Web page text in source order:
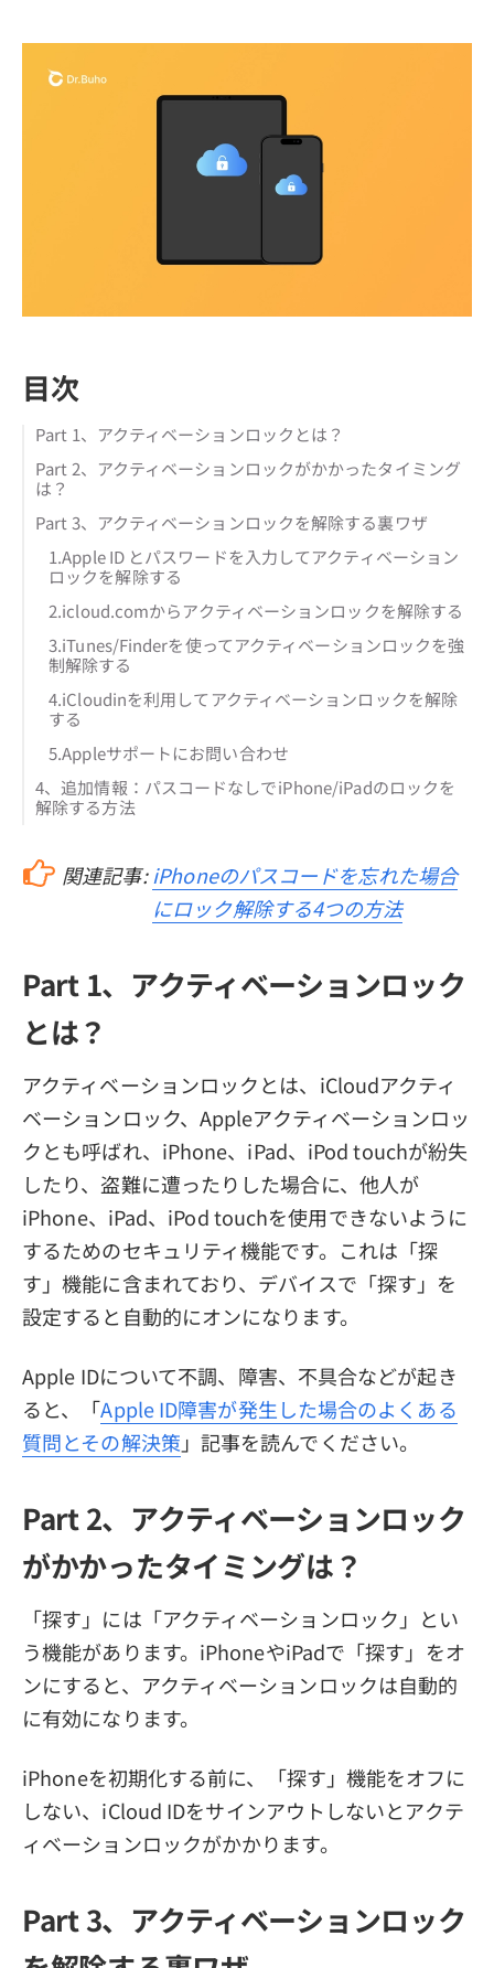
目次
Part 1、アクティベーションロックとは？
Part 2、アクティベーションロックがかかったタイミング
は？
Part 3、アクティベーションロックを解除する裏ワザ
1.Apple ID とパスワードを入力してアクティベーション
ロックを解除する
2.icloud.comからアクティベーションロックを解除する
3.iTunes/Finderを使ってアクティベーションロックを強
制解除する
4.iCloudinを利用してアクティベーションロックを解除
する
5.Appleサポートにお問い合わせ
4、追加情報：パスコードなしでiPhone/iPadのロックを
解除する方法
関連記事: iPhoneのパスコードを忘れた場合
にロック解除する4つの方法
Part 1、アクティベーションロック
とは？
アクティベーションロックとは、iCloudアクティ
ベーションロック、Appleアクティベーションロッ
クとも呼ばれ、iPhone、iPad、iPod touchが紛失
したり、盗難に遭ったりした場合に、他人が
iPhone、iPad、iPod touchを使用できないように
するためのセキュリティ機能です。これは「探
す」機能に含まれており、デバイスで「探す」を
設定すると自動的にオンになります。
Apple IDについて不調、障害、不具合などが起き
ると、「Apple ID障害が発生した場合のよくある
質問とその解決策 」記事を読んでください。
Part 2、アクティベーションロック
がかかったタイミングは？
「探す」には「アクティベーションロック」とい
う機能があります。iPhoneやiPadで「探す」をオ
ンにすると、アクティベーションロックは自動的
に有効になります。
iPhoneを初期化する前に、「探す」機能をオフに
しない、iCloud IDをサインアウトしないとアクテ
ィベーションロックがかかります。
Part 3、アクティベーションロック